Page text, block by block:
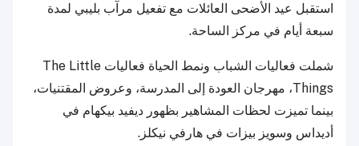
استقبل عيد الأضحى العائلات مع تفعيل مرآب بليبي لمدة
سبعة أيام في مركز الساحة.
شملت فعاليات الشباب ونمط الحياة فعاليات The Little
Things، مهرجان العودة إلى المدرسة، وعروض المقتنيات،
بينما تميزت لحظات المشاهير بظهور ديفيد بيكهام في
أديداس وسويز بيزات في هارفي نيكلز.